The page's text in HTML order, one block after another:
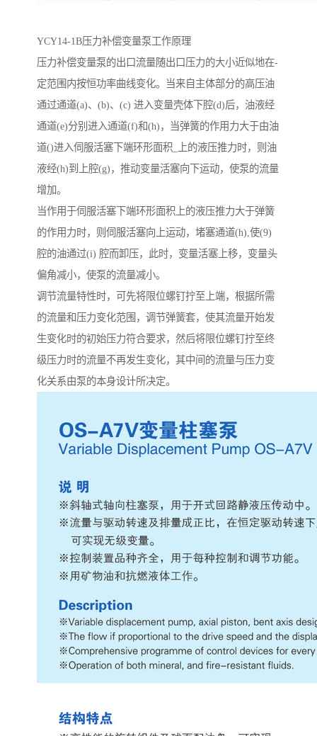
YCY14-1B压力补偿变量泵工作原理
压力补偿变量泵的出口流量随出口压力的大小近似地在-
定范围内按恒功率曲线变化。当来自主体部分的高压油
通过通道(a)、(b)、(c) 进入变量壳体下腔(d)后，油液经
通道(e)分别进入通道(f)和(h)，当弹簧的作用力大于由油
道()进入伺服活塞下端环形面积_上的液压推力时，则油
液经(h)到上腔(g)，推动变量活塞向下运动，使泵的流量
增加。
当作用于伺服活塞下端环形面积上的液压推力大于弹簧
的作用力时，则伺服活塞向上运动，堵塞通道(h),使(9)
腔的油通过(i) 腔而卸压，此时，变量活塞上移，变量头
偏角减小，使泵的流量减小。
调节流量特性时，可先将限位螺钉拧至上端，根据所需
的流量和压力变化范围，调节弹簧套，使其流量开始发
生变化时的初始压力符合要求，然后将限位螺钉拧至终
级压力时的流量不再发生变化，其中间的流量与压力变
化关系由泵的本身设计所决定。